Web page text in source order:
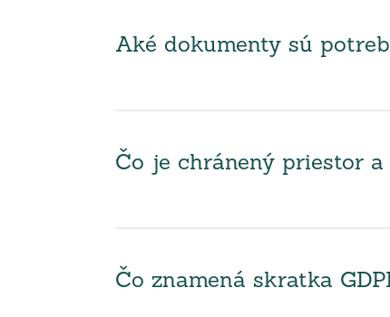
Aké dokumenty sú
Čo je chránený priestor a
Čo znamená skratka